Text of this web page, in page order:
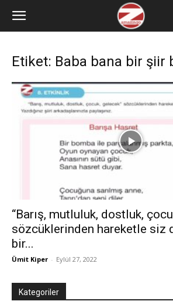
Etiket: Baba bana bir şiir
“Barış, mutluluk, dostluk,
sözcüklerinden hareketle siz
bir...
Ümit Kiper - Eylül 27, 2022
Kategoriler